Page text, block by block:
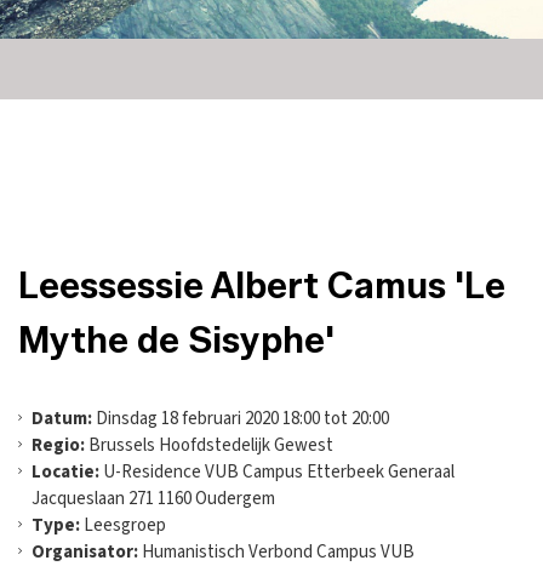
Leessessie Albert Camus 'Le
Mythe de Sisyphe'
Datum:Dinsdag 18 februari 2020 18:00 tot 20:00
Regio:Brussels Hoofdstedelijk Gewest
Locatie:U-Residence VUB Campus Etterbeek Generaal
Jacqueslaan 271 1160 Oudergem
Type:Leesgroep
Organisator:Humanistisch Verbond Campus VUB